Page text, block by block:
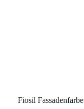
Fiosil Fassadenfarbe